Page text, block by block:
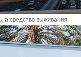
а средство выживания